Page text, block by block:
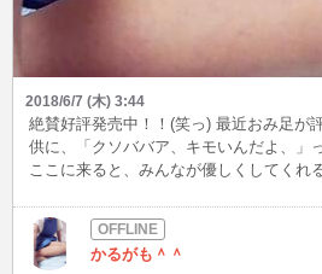
2018/6/7 (木) 3:44
絶賛好評発売中！！(笑っ) 最近おみ足が
供に、「クソババア、キモいんだよ、」
ここに来ると、みんなが優しくしてくれ
かるがも＾＾